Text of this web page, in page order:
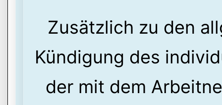
Zusätzlich zu den
Kündigung des
der mit dem